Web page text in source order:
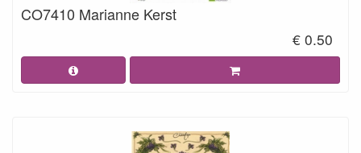
CO7410 Marianne Kerst
€ 0.50